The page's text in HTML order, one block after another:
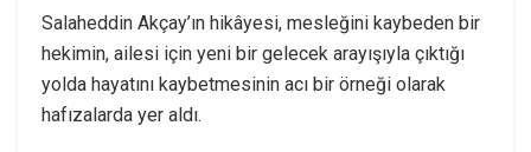
Salaheddin Akçay’ın hikâyesi, mesleğini kaybeden bir
hekimin, ailesi için yeni bir gelecek arayışıyla çıktığı
yolda hayatını kaybetmesinin acı bir örneği olarak
hafızalarda yer aldı.